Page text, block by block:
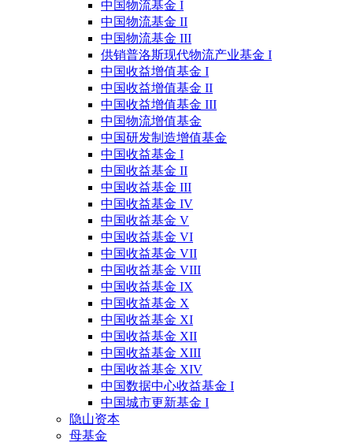
中国物流基金 I
中国物流基金 II
中国物流基金 III
供销普洛斯现代物流产业基金 I
中国收益增值基金 I
中国收益增值基金 II
中国收益增值基金 III
中国物流增值基金
中国研发制造增值基金
中国收益基金 I
中国收益基金 II
中国收益基金 III
中国收益基金 IV
中国收益基金 V
中国收益基金 VI
中国收益基金 VII
中国收益基金 VIII
中国收益基金 IX
中国收益基金 X
中国收益基金 XI
中国收益基金 XII
中国收益基金 XIII
中国收益基金 XIV
中国数据中心收益基金 I
中国城市更新基金 I
隐山资本
母基金